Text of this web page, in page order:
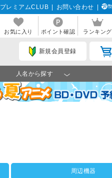
プレミアムCLUB お問い合わせ
お気に入り ポイント確認 ランキング
新規会員登録
人名から探す
周辺機器